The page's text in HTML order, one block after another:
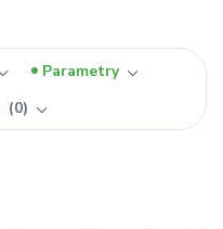
Parametry
0